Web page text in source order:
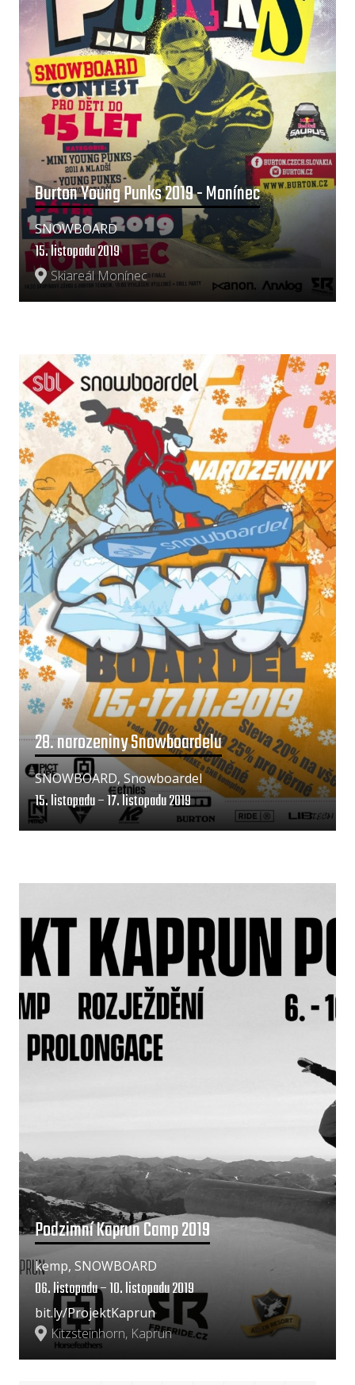
Burton Young Punks 2019 - Monínec
Skiareál Monínec
15. listopadu 2019
SNOWBOARD
28. narozeniny Snowboardelu
15. listopadu – 17. listopadu 2019
SNOWBOARD, Snowboardel
Podzimní Kaprun Camp 2019
Kitzsteinhorn, Kaprun
bit.ly/ProjektKaprun
06. listopadu – 10. listopadu 2019
kemp, SNOWBOARD